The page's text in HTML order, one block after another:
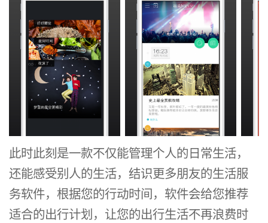
此时此刻是一款不仅能管理个人的日常生活，
还能感受别人的生活，结识更多朋友的生活服
务软件，根据您的行动时间，软件会给您推荐
适合的出行计划，让您的出行生活不再浪费时